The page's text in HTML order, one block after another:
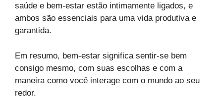
saúde e bem-estar estão intimamente ligados, e
ambos são essenciais para uma vida produtiva e
garantida.
Em resumo, bem-estar significa sentir-se bem
consigo mesmo, com suas escolhas e com a
maneira como você interage com o mundo ao seu
redor.